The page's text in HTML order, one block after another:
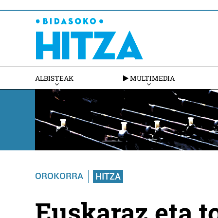
ALBISTEAK MULTIMEDIA
OROKORRA HITZA